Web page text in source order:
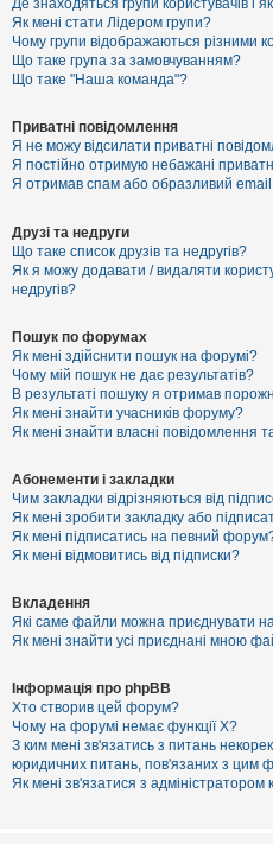
Де знаходяться групи користувачів і
Як мені стати Лідером групи?
Чому групи відображаються різними
Що таке група за замовчуванням?
Що таке "Наша команда"?
Приватні повідомлення
Я не можу відсилати приватні
Я постійно отримую небажані
Я отримав спам або образливий email
Друзі та недруги
Що таке список друзів та недругів?
Як я можу додавати / видаляти
недругів?
Пошук по форумах
Як мені здійснити пошук на форумі?
Чому мій пошук не дає результатів?
В результаті пошуку я отримав
Як мені знайти учасників форуму?
Як мені знайти власні повідомлення
Абонементи і закладки
Чим закладки відрізняються від
Як мені зробити закладку або
Як мені підписатись на певний
Як мені відмовитись від підписки?
Вкладення
Які саме файли можна приєднувати
Як мені знайти усі приєднані мною
Інформація про phpBB
Хто створив цей форум?
Чому на форумі немає функції X?
З ким мені зв'язатись з питань
юридичних питань, пов'язаних з цим
Як мені зв'язатися з адміністратором